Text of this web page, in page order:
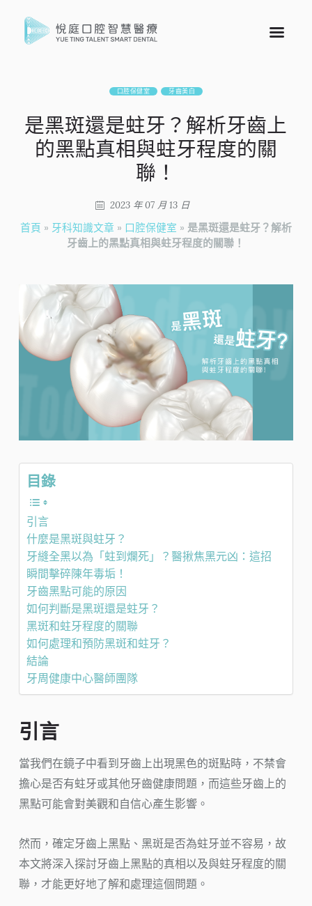
口腔保健室 牙齒美白
是黑斑還是蛀牙？解析牙齒上
的黑點真相與蛀牙程度的關
聯！
2023 年 07 月 13 日
首頁 » 牙科知識文章 » 口腔保健室 » 是黑斑還是蛀牙？解析
牙齒上的黑點真相與蛀牙程度的關聯！
目錄
引言
什麼是黑斑與蛀牙？
牙縫全黑以為「蛀到爛死」？醫揪焦黑元凶：這招
瞬間擊碎陳年毒垢！
牙齒黑點可能的原因
如何判斷是黑斑還是蛀牙？
黑斑和蛀牙程度的關聯
如何處理和預防黑斑和蛀牙？
結論
牙周健康中心醫師團隊
引言
當我們在鏡子中看到牙齒上出現黑色的斑點時，不禁會
擔心是否有蛀牙或其他牙齒健康問題，而這些牙齒上的
黑點可能會對美觀和自信心產生影響。
然而，確定牙齒上黑點、黑斑是否為蛀牙並不容易，故
本文將深入探討牙齒上黑點的真相以及與蛀牙程度的關
聯，才能更好地了解和處理這個問題。